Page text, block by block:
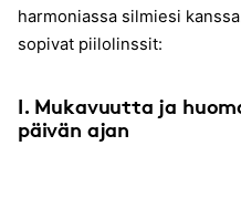
harmoniassa silmiesi
sopivat piilolinssit:
I. Mukavuutta ja
päivän ajan